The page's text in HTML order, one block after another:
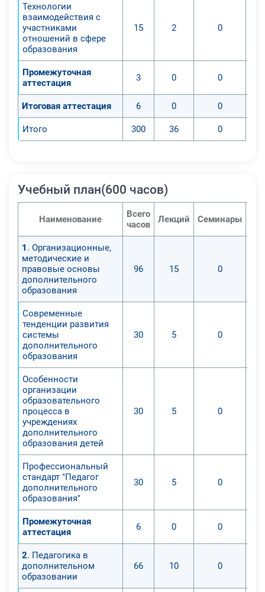
Технологии
взаимодействия с
участниками
отношений в сфере
образования
15 2 0
Промежуточная
аттестация
3 0 0
Итоговая аттестация 6 0 0
Итого 300 36 0
Учебный план(600 часов)
Наименование
Всего
часов
Лекций Семинары
1 . Организационные,
методические и
правовые основы
дополнительного
образования
96 15 0
Современные
тенденции развития
системы
дополнительного
образования
30 5 0
Особенности
организации
образовательного
процесса в
учреждениях
дополнительного
образования детей
30 5 0
Профессиональный
стандарт "Педагог
дополнительного
образования"
30 5 0
Промежуточная
аттестация
6 0 0
2. Педагогика в
дополнительном
образовании
66 10 0